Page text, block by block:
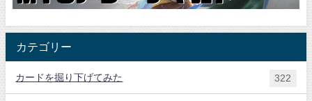
カテゴリー
カードを掘り下げてみた 322